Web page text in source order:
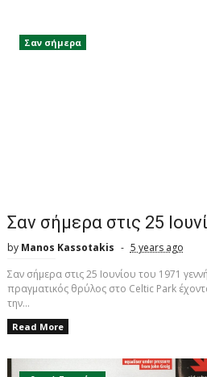
Σαν σήμερα
Σαν σήμερα στις 25
by Manos Kassotakis
5 years ago
Σαν σήμερα στις 25 Ιουνίου του 1971
πραγματικός θρύλος στο Celtic Park
την...
Read More